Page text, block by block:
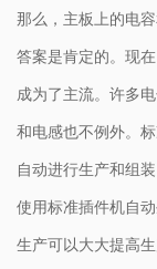
那么，主板上的电
答案是肯定的。现
成为了主流。许多
和电感也不例外。
自动进行生产和组
使用标准插件机自
生产可以大大提高